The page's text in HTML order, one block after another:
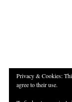
Privacy & Cookies:
agree to their use.